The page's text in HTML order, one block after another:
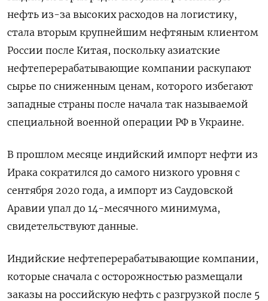
нефть из-за высоких расходов на логистику,
стала вторым крупнейшим нефтяным клиентом
России после Китая, поскольку азиатские
нефтеперерабатывающие компании раскупают
сырье по сниженным ценам, которого избегают
западные страны после начала так называемой
специальной военной операции РФ в Украине.
В прошлом месяце индийский импорт нефти из
Ирака сократился до самого низкого уровня с
сентября 2020 года, а импорт из Саудовской
Аравии упал до 14-месячного минимума,
свидетельствуют данные.
Индийские нефтеперерабатывающие компании,
которые сначала с осторожностью размещали
заказы на российскую нефть с разгрузкой после 5